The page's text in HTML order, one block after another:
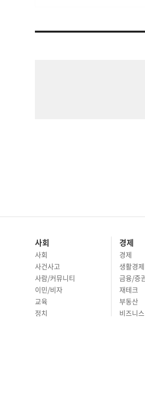
사회
사회
사건사고
사람/커뮤니티
이민/비자
경제
경제
생활경제
금융/증권
재테크